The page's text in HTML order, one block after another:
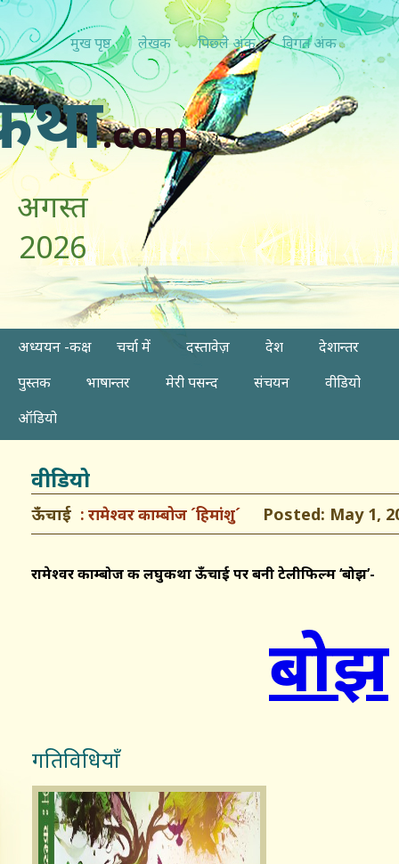
मुख पृष्ठ लेखक पिछ्ले अंक विगत अंक
.com
अगस्त
2026
अध्ययन -कक्ष चर्चा में दस्तावेज़ देश
देशान्तर
पुस्तक
भाषान्तर मेरी पसन्द संचयन
वीडियो
ऑडियो
वीडियो
ऊँचाई रामेश्वर काम्बोज ´हिमांशु´ Posted: May 1,
रामेश्वर काम्बोज की लघुकथा ऊँचाई पर बनी टेलीफिल्म‘बोझ’-
बोझ
गतिविधियाँ